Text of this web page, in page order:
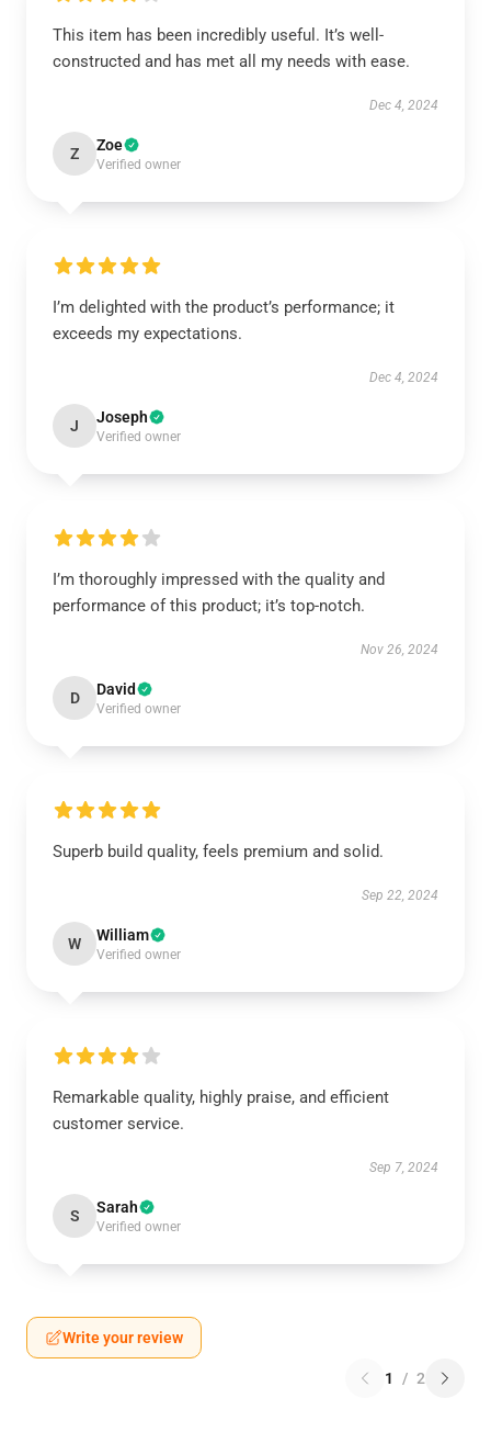
This item has been incredibly useful. It’s well-
constructed and has met all my needs with ease.
Dec 4, 2024
Z Zoe
Verified owner
I’m delighted with the product’s performance; it
exceeds my expectations.
Dec 4, 2024
J Joseph
Verified owner
I’m thoroughly impressed with the quality and
performance of this product; it’s top-notch.
Nov 26, 2024
D David
Verified owner
Superb build quality, feels premium and solid.
Sep 22, 2024
W William
Verified owner
Remarkable quality, highly praise, and efficient
customer service.
Sep 7, 2024
S Sarah
Verified owner
Write your review
1 / 2